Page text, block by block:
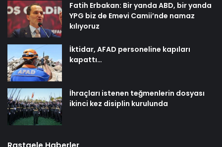
Fatih Erbakan: Bir yanda ABD, bir yanda
YPG biz de Emevi Camii’nde namaz
kılıyoruz
İktidar, AFAD personeline kapıları
kapattı…
İhraçları istenen teğmenlerin dosyası
ikinci kez disiplin kurulunda